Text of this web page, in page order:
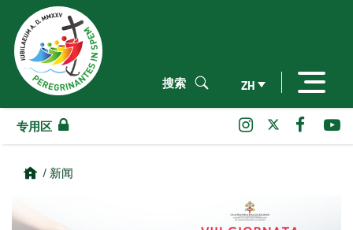
ZH
搜索
专用区
/ 新闻